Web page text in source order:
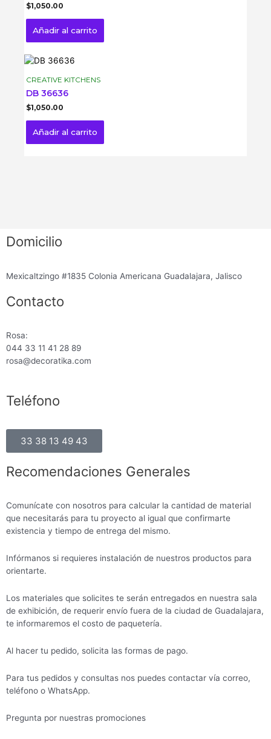
$1,050.00
Añadir al carrito
CREATIVE KITCHENS
DB 36636
$1,050.00
Añadir al carrito
Domicilio
Mexicaltzingo #1835 Colonia Americana Guadalajara, Jalisco
Contacto
Rosa:
044 33 11 41 28 89
rosa@decoratika.com
Teléfono
33 38 13 49 43
Recomendaciones Generales
Comunícate con nosotros para calcular la cantidad de material
que necesitarás para tu proyecto al igual que confirmarte
existencia y tiempo de entrega del mismo.
Infórmanos si requieres instalación de nuestros productos para
orientarte.
Los materiales que solicites te serán entregados en nuestra sala
de exhibición, de requerir envío fuera de la ciudad de Guadalajara,
te informaremos el costo de paquetería.
Al hacer tu pedido, solicita las formas de pago.
Para tus pedidos y consultas nos puedes contactar vía correo,
teléfono o WhatsApp.
Pregunta por nuestras promociones